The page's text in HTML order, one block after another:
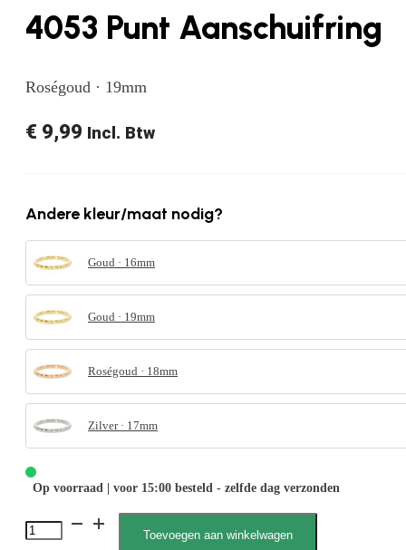
4053 Punt Aanschuifring
Roségoud · 19mm
€ 9,99 Incl. Btw
Andere kleur/maat nodig?
Goud · 16mm
Goud · 19mm
Roségoud · 18mm
Zilver · 17mm
Op voorraad | voor 15:00 besteld - zelfde dag verzonden
4053
Toevoegen aan winkelwagen